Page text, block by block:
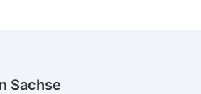
Sachse